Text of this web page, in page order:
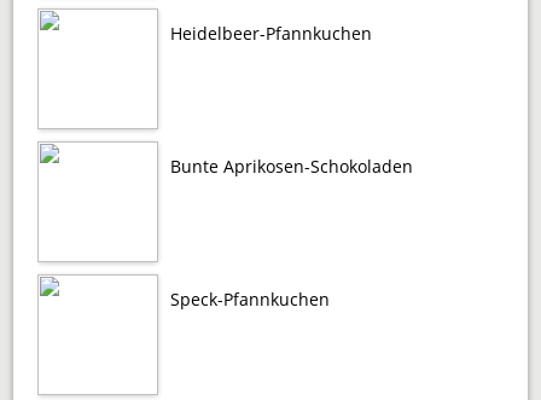
Heidelbeer-Pfannkuchen
Bunte Aprikosen-Schokoladen
Speck-Pfannkuchen